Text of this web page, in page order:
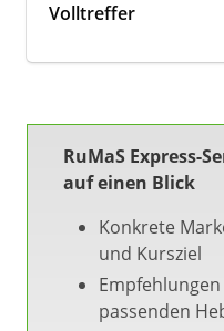
Volltreffer
RuMaS Express-
auf einen Blick
Konkrete
und Kursziel
passenden